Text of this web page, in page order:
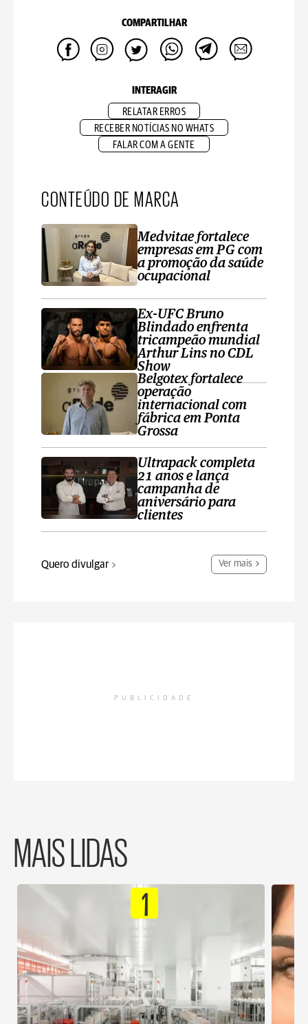
COMPARTILHAR
INTERAGIR
RELATAR ERROS
RECEBER NOTÍCIAS NO WHATS
FALAR COM A GENTE
CONTEÚDO DE MARCA
Medvitae fortalece
empresas em PG com
a promoção da saúde
ocupacional
Ex-UFC Bruno
Blindado enfrenta
tricampeão mundial
Arthur Lins no CDL
Show
Belgotex fortalece
operação
internacional com
fábrica em Ponta
Grossa
Ultrapack completa
21 anos e lança
campanha de
aniversário para
clientes
Quero divulgar Ver mais
PUBLICIDADE
MAIS LIDAS
1